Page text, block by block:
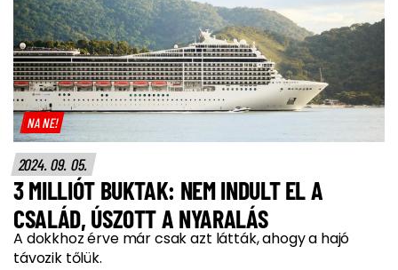
NA NE!
2024. 09. 05.
3 MILLIÓT BUKTAK: NEM INDULT EL A
CSALÁD, ÚSZOTT A NYARALÁS
A dokkhoz érve már csak azt látták, ahogy a hajó
távozik tőlük.